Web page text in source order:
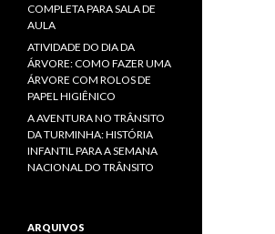
COMPLETA PARA SALA DE
AULA
ATIVIDADE DO DIA DA
ÁRVORE: COMO FAZER UMA
ÁRVORE COM ROLOS DE
PAPEL HIGIÊNICO
A AVENTURA NO TRÂNSITO
DA TURMINHA: HISTÓRIA
INFANTIL PARA A SEMANA
NACIONAL DO TRÂNSITO
ARQUIVOS